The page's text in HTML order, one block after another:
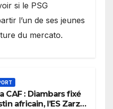
si le PSG
l’un de ses jeunes
du mercato.
CAF : Diambars fixé
africain, l’ES Zarzis